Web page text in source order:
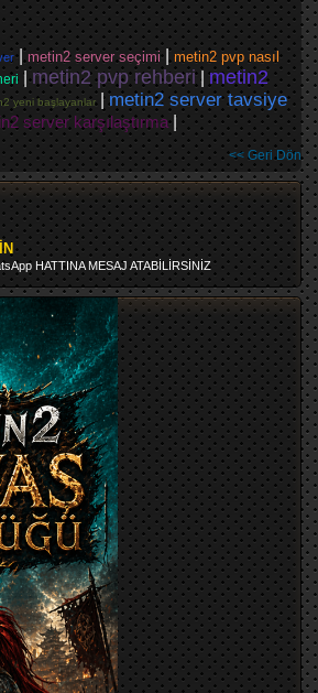
|metin2 server seçimi|metin2 pvp nasıl
|metin2 pvp rehberi|metin2
yeni başlayanlar|metin2 server tavsiye
server karşılaştırma|
<< Geri Dön
HATTINA MESAJ ATABİLİRSİNİZ